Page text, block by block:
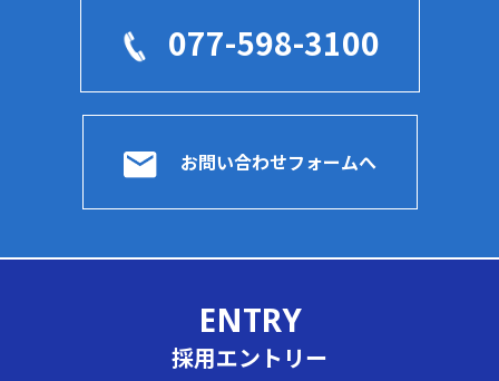
077-598-3100
お問い合わせフォームへ
ENTRY
採用エントリー